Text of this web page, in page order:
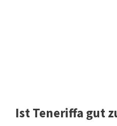
Ist Teneriffa gut